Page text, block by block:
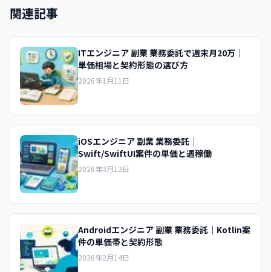
関連記事
ITエンジニア 副業 業務委託で週末月20万｜
単価相場と契約形態の選び方
2026年1月11日
iOSエンジニア 副業 業務委託｜
Swift/SwiftUI案件の単価と週稼働
2026年3月12日
Androidエンジニア 副業 業務委託｜Kotlin案
件の単価帯と契約形態
2026年2月14日